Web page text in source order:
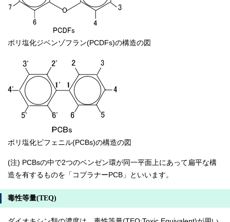
ポリ塩化ジベンゾフラン(PCDFs)の構造の図
ポリ塩化ビフェニル(PCBs)の構造の図
(注) PCBsの中で2つのベンゼン環が同一平面上にあって扁平な構
造を有するものを「コプラナーPCB」といいます。
毒性等量(TEQ)